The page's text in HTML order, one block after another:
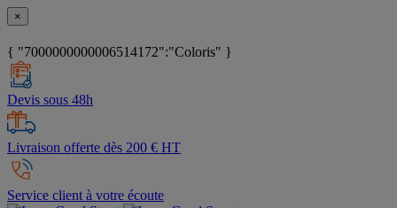
×
{ "7000000000006514172":"Coloris" }
Devis sous 48h
Livraison offerte dès 200 € HT
Service client à votre écoute